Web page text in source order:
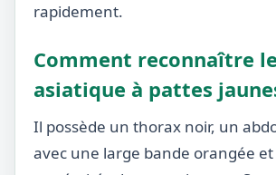
rapidement.
Comment reconnaître
asiatique à pattes
Il possède un thorax noir, un
avec une large bande orangée et